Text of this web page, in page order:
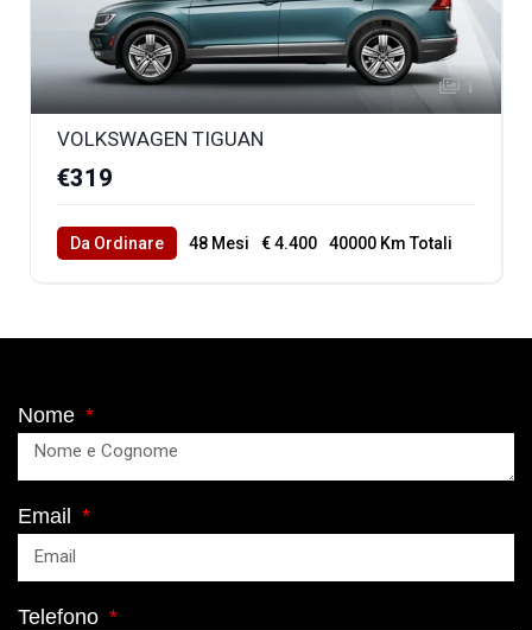
1
VOLKSWAGEN TIGUAN
€319
Da Ordinare 48 Mesi € 4.400 40000 Km Totali
Nome
Email
Telefono